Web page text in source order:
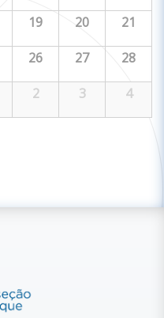
19 20 21
26 27 28
2 3 4